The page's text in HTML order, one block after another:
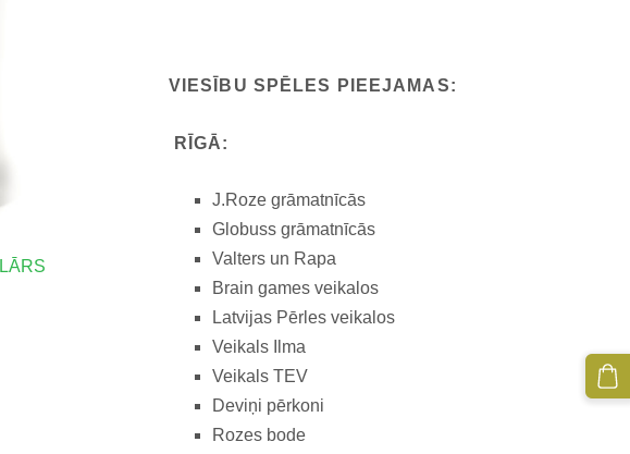
VIESĪBU SPĒLES PIEEJAMAS:
RĪGĀ:
J.Roze grāmatnīcās
Globuss grāmatnīcās
Valters un Rapa
Brain games veikalos
Latvijas Pērles veikalos
Veikals Ilma
Veikals TEV
Deviņi pērkoni
Rozes bode